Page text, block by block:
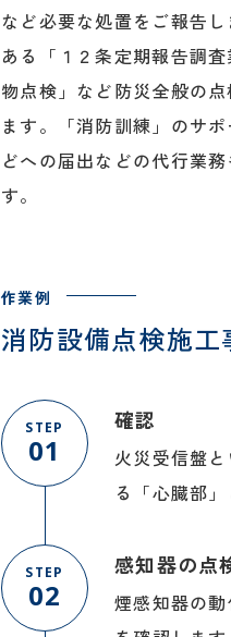
など必要な処置をご報告
ある「１２条定期報告調
物点検」など防災全般の
ます。「消防訓練」のサ
どへの届出などの代行業
す。
消防設備点検施工
STEP
01
確認
火災受信盤
る「心臓部
STEP
02
感知器の点
煙感知器の